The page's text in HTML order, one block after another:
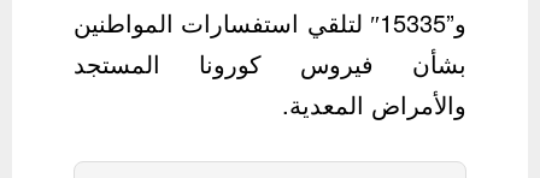
و”15335″ لتلقي استفسارات المواطنين
بشأن فيروس كورونا المستجد
والأمراض المعدية.